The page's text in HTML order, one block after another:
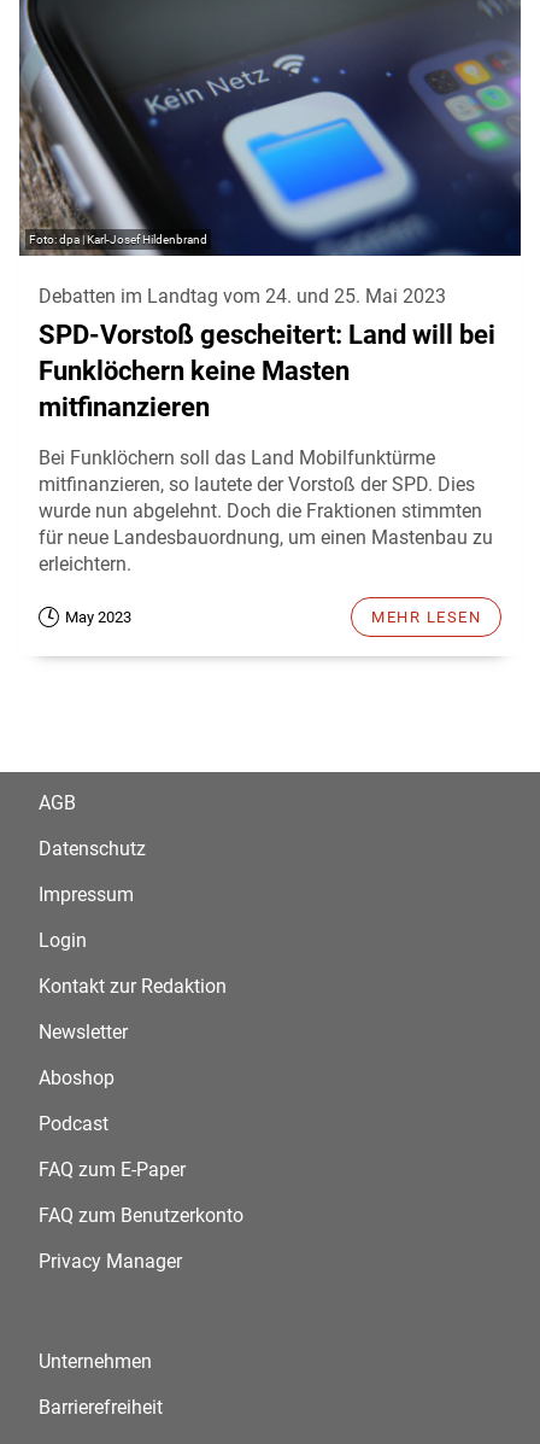
dpa | Karl-Josef Hildenbrand
Debatten im Landtag vom 24. und 25. Mai 2023
SPD-Vorstoß gescheitert: Land will bei
Funklöchern keine Masten
mitfinanzieren
Bei Funklöchern soll das Land Mobilfunktürme
mitfinanzieren, so lautete der Vorstoß der SPD. Dies
wurde nun abgelehnt. Doch die Fraktionen stimmten
für neue Landesbauordnung, um einen Mastenbau zu
erleichtern.
May 2023 MEHR LESEN
AGB
Datenschutz
Impressum
Login
Kontakt zur Redaktion
Newsletter
Aboshop
Podcast
FAQ zum E-Paper
FAQ zum Benutzerkonto
Privacy Manager
Unternehmen
Barrierefreiheit